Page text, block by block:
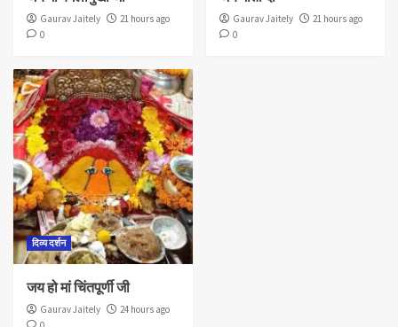
Gaurav Jaitely
21 hours ago
0
Gaurav Jaitely
21 hours ago
0
दिव्य दर्शन
जय हो मां चिंतपूर्णी जी
Gaurav Jaitely
24 hours ago